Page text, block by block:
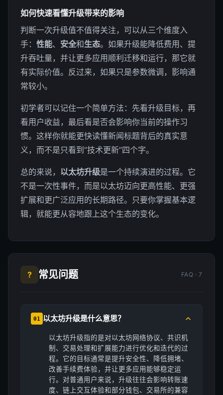
如何快速看懂升级带来的影响
判断一次升级值不值得关注，可以从三个维度入
手： 性能、 安全和生态。如果升级能降低费用、提
升吞吐量，并让更多应用顺利迁移和运行，那它就
有实际价值。反过来，如果只是参数微调，影响通
常较小。
初学者可以记住一个简单方法：先看升级目标，再
看用户收益，最后看是否会影响你当前的操作习
惯。这样你就能更快读懂新闻标题背后的真实意
义，而不是只看到“技术更新”四个字。
总的来说， 以太坊升级是一个持续演进的过程。它
不是一次性事件，而是以太坊迈向更高性能、更强
扩展和更广泛应用的长期路径。只要你掌握基本逻
辑，就能更从容地跟上这个生态的变化。
? 常见问题 FAQ · 7
01 以太坊升级是什么意思？
以太坊升级指的是对以太坊网络协议、共识机
制、交易处理和扩展能力进行优化和迭代的过
程。它的目标通常是提升安全性、降低拥堵、
改善手续费体验，并让更多应用能够稳定运
行。对普通用户来说，升级往往会影响转账速
度、链上交互体验和部分钱包、交易所的兼容